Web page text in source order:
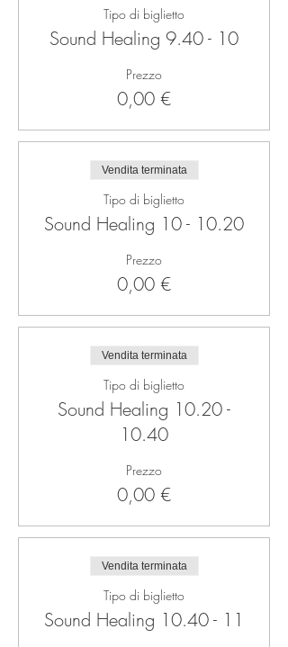
Tipo di biglietto
Sound Healing 9.40 - 10
Prezzo
0,00 €
Vendita terminata
Tipo di biglietto
Sound Healing 10 - 10.20
Prezzo
0,00 €
Vendita terminata
Tipo di biglietto
Sound Healing 10.20 -
10.40
Prezzo
0,00 €
Vendita terminata
Tipo di biglietto
Sound Healing 10.40 - 11